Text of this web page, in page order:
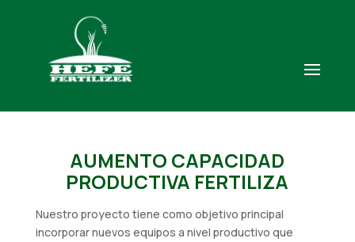
AUMENTO CAPACIDAD
PRODUCTIVA FERTILIZA
Nuestro proyecto tiene como objetivo principal
incorporar nuevos equipos a nivel productivo que